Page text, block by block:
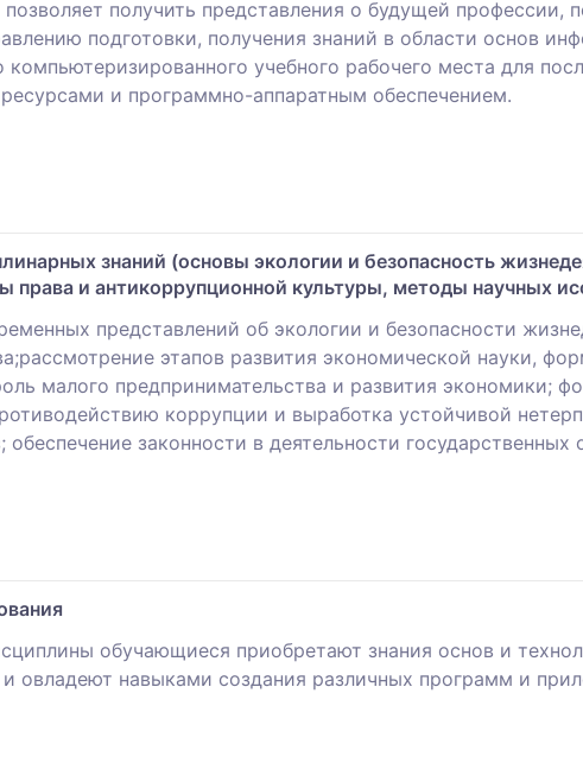
получить представления о будущей профессии,
подготовки, получения знаний в области основ
компьютеризированного учебного рабочего места для
и программно-аппаратным обеспечением.
знаний (основы экологии и безопасность
права и антикоррупционной культуры, методы научных
представлений об экологии и безопасности
этапов развития экономической науки,
малого предпринимательства и развития экономики;
коррупции и выработка устойчивой
законности в деятельности государственных
обучающиеся приобретают знания основ и
овладеют навыками создания различных программ и